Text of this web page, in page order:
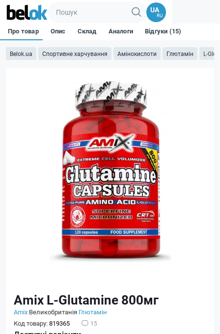
UA
RU
Belok.ua Спортивне харчування Амінокислоти Глютамін L-
Про товар Опис Склад Аналоги Відгуки (15)
Amix L-Glutamine 800мг
Amix Великобританія Глютамін
Код товару:819365 15